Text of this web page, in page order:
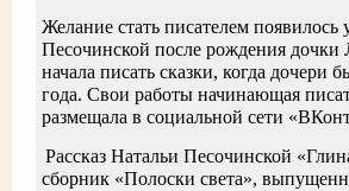
Желание стать писателем появилось
Песочинской после рождения дочки
начала писать сказки, когда дочери
года. Свои работы начинающая
размещала в социальной сети
Рассказ Натальи Песочинской
сборник «Полоски света»,